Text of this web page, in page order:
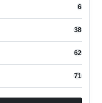
6
38
62
71